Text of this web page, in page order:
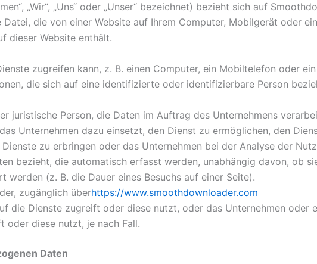
„Wir“, „Uns“ oder „Unser“ bezeichnet) bezieht sich auf
Datei, die von einer Website auf Ihrem Computer, Mobilgerät oder
dieser Website enthält.
zugreifen kann, z. B. einen Computer, ein Mobiltelefon oder
die sich auf eine identifizierte oder identifizierbare Person
juristische Person, die Daten im Auftrag des Unternehmens
Unternehmen dazu einsetzt, den Dienst zu ermöglichen, den
zu erbringen oder das Unternehmen bei der Analyse der
bezieht, die automatisch erfasst werden, unabhängig davon, ob
(z. B. die Dauer eines Besuchs auf einer Seite).
zugänglich überhttps://www.smoothdownloader.com
die Dienste zugreift oder diese nutzt, oder das Unternehmen oder
oder diese nutzt, je nach Fall.
Daten